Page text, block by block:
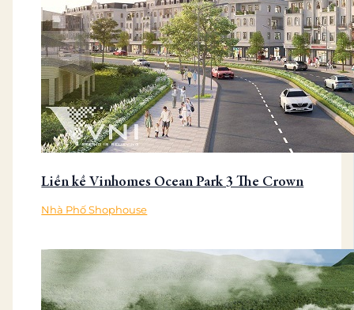
Liền kề Vinhomes Ocean Park 3 The Crown
Nhà Phố Shophouse